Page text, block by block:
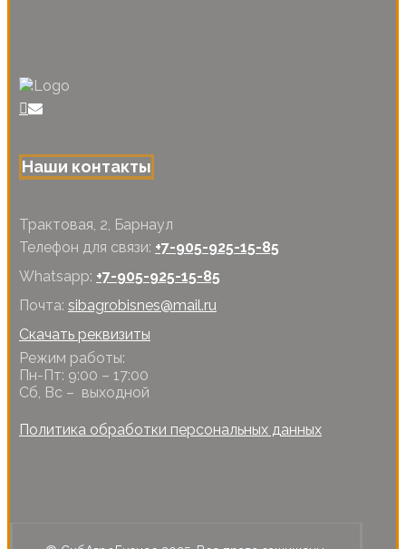
Наши контакты
Трактовая, 2, Барнаул
Телефон для связи: +7-905-925-15-85
Whatsapp: +7-905-925-15-85
Почта: sibagrobisnes@mail.ru
Скачать реквизиты
Режим работы:
Пн-Пт: 9:00 – 17:00
Сб, Вс – выходной
Политика обработки персональных данных